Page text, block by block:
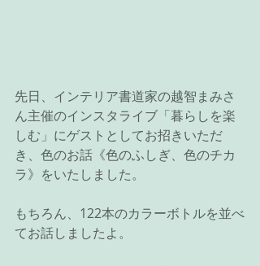
先日、インテリア書道家の越智まみさ
ん主催のインスタライブ「暮らしを楽
しむ」にゲストとしてお招きいただ
き、色のお話《色のふしぎ、色のチカ
ラ》をいたしました。
もちろん、122本のカラーボトルを並べ
てお話しましたよ。